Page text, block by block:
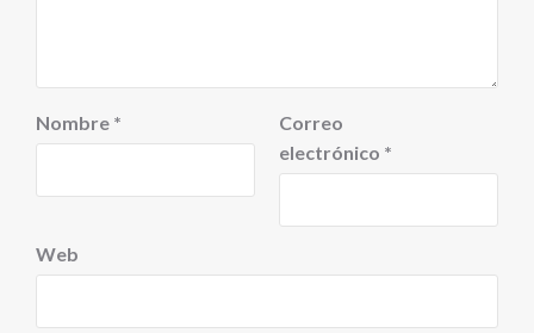
Nombre *
Correo
electrónico *
Web